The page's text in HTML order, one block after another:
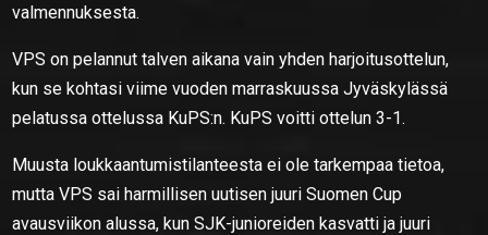
valmennuksesta.
VPS on pelannut talven aikana vain yhden harjoitusottelun,
kun se kohtasi viime vuoden marraskuussa Jyväskylässä
pelatussa ottelussa KuPS:n. KuPS voitti ottelun 3-1.
Muusta loukkaantumistilanteesta ei ole tarkempaa tietoa,
mutta VPS sai harmillisen uutisen juuri Suomen Cup
avausviikon alussa, kun SJK-junioreiden kasvatti ja juuri